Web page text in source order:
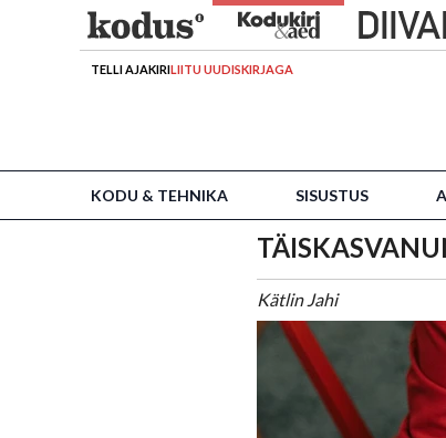
TELLI AJAKIRILIITU UUDISKIRJAGA
KODU & TEHNIKA SISUSTUS
Kätlin Jahi